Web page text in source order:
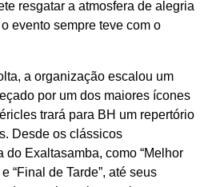
resgatar a atmosfera de alegria
evento sempre teve com o
a organização escalou um
por um dos maiores ícones
trará para BH um repertório
Desde os clássicos
do Exaltasamba, como “Melhor
e “Final de Tarde”, até seus